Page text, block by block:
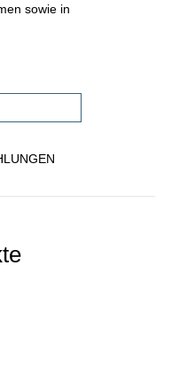
sowie in